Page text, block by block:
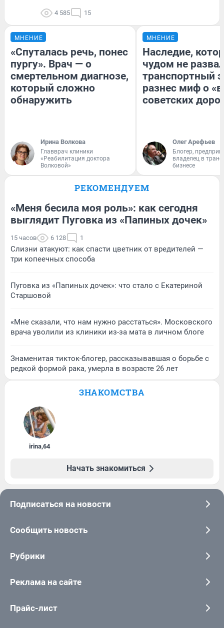
4 585 15
МНЕНИЕ
«Спуталась речь, понес
пургу». Врач — о
смертельном диагнозе,
который сложно
обнаружить
Ирина Волкова
Главврач клиники
«Реабилитация доктора
Волковой»
МНЕНИЕ
Наследие,
чудом не
транспортный
разнес миф о
советских
Олег Арефьев
Блогер,
владелец в
бизнесе
РЕКОМЕНДУЕМ
«Меня бесила моя роль»: как сегодня
выглядит Пуговка из «Папиных дочек»
15 часов 6 128 1
Слизни атакуют: как спасти цветник от вредителей —
три копеечных способа
Пуговка из «Папиных дочек»: что стало с Екатериной
Старшовой
«Мне сказали, что нам нужно расстаться». Московского
врача уволили из клиники из-за мата в личном блоге
Знаменитая тикток-блогер, рассказывавшая о борьбе с
редкой формой рака, умерла в возрасте 26 лет
ЗНАКОМСТВА
irina,64
Начать знакомиться
Подписаться на новости
Сообщить новость
Рубрики
Реклама на сайте
Прайс-лист